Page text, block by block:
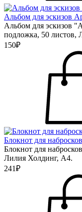
Альбом для эскизов
Альбом для эскизов
подложка, 50 листов,
150₽
Блокнот для
Блокнот для
Лилия Холдинг, А4.
241₽